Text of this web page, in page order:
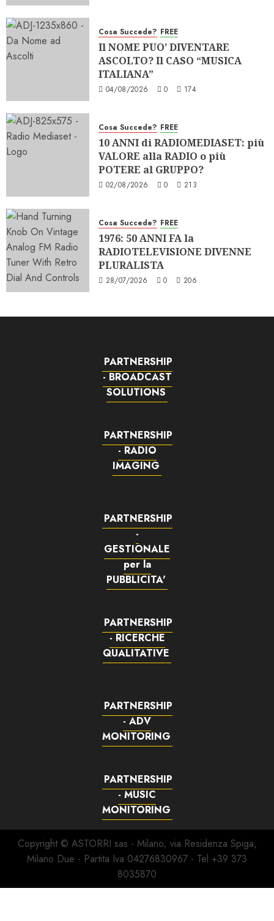
Cosa Succede? FREE
Il NOME PUO’ DIVENTARE
ASCOLTO? Il CASO “MUSICA
ITALIANA”
04/08/2026 0 174
Cosa Succede? FREE
10 ANNI di RADIOMEDIASET: più
VALORE alla RADIO o più
POTERE al GRUPPO?
02/08/2026 0 213
Cosa Succede? FREE
1976: 50 ANNI FA la
RADIOTELEVISIONE DIVENNE
PLURALISTA
28/07/2026 0 206
PARTNERSHIP
- BROADCAST
SOLUTIONS
PARTNERSHIP
- RADIO
IMAGING
PARTNERSHIP
-
GESTIONALE
per la
PUBBLICITA'
PARTNERSHIP
- RICERCHE
QUALITATIVE
PARTNERSHIP
- ADV
MONITORING
PARTNERSHIP
- MUSIC
MONITORING
Copyright © ASTORRI sas - Milano; via Residenza Spiga,
Milano Due - Partita Iva 04276830967 - Tel +39 373
8035870